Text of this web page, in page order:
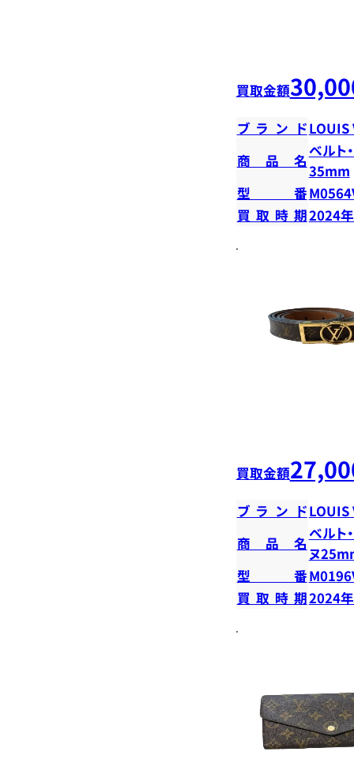
買取金額
ブランドLOUIS
商品名
ベルト
35mm
型番
買取時期2024
買取金額
ブランドLOUIS
商品名
ベルト
ヌ
型番
買取時期2024